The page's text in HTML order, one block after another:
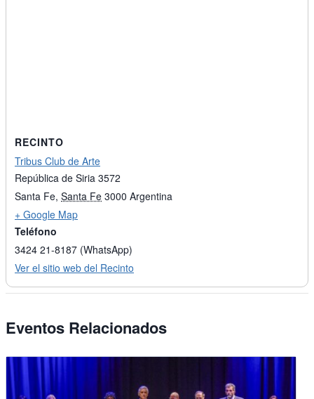
RECINTO
Tribus Club de Arte
República de Siria 3572
Santa Fe, Santa Fe 3000 Argentina
+ Google Map
Teléfono
3424 21-8187 (WhatsApp)
Ver el sitio web del Recinto
Eventos Relacionados